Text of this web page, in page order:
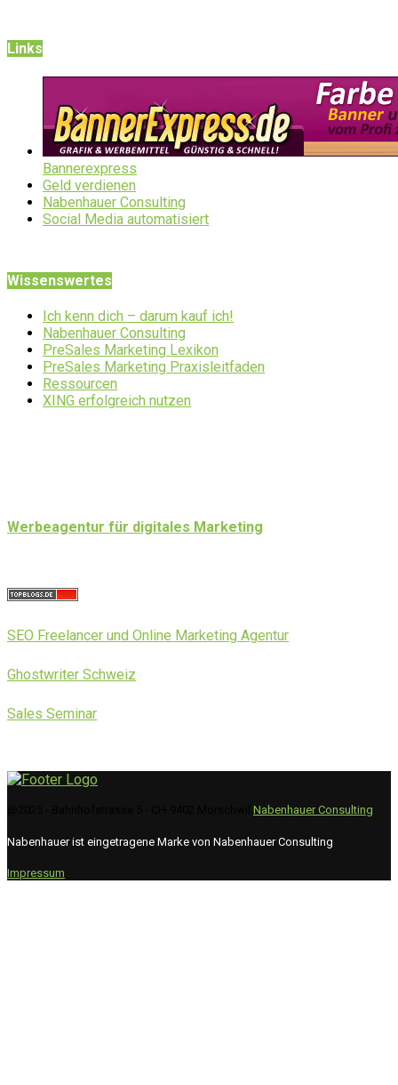
Links
Bannerexpress
Geld verdienen
Nabenhauer Consulting
Social Media automatisiert
Wissenswertes
Ich kenn dich – darum kauf ich!
Nabenhauer Consulting
PreSales Marketing Lexikon
PreSales Marketing Praxisleitfaden
Ressourcen
XING erfolgreich nutzen
Werbeagentur für digitales Marketing
SEO Freelancer und Online Marketing Agentur
Ghostwriter Schweiz
Sales Seminar
Nabenhauer Consulting
Nabenhauer ist eingetragene Marke von Nabenhauer Consulting
Impressum